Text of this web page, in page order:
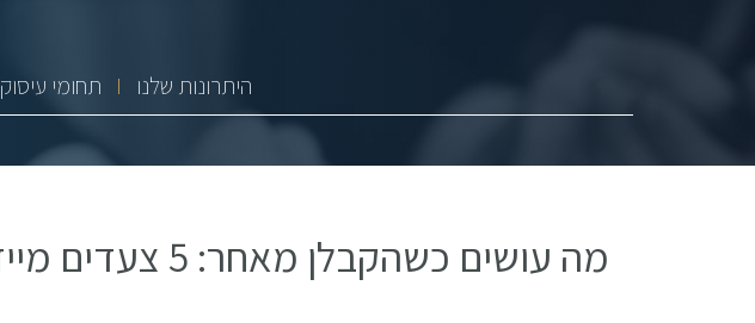
היתרונות שלנו תחומי עיסוק
מה עושים כשהקבלן מאחר: 5 צעדים מיידיים